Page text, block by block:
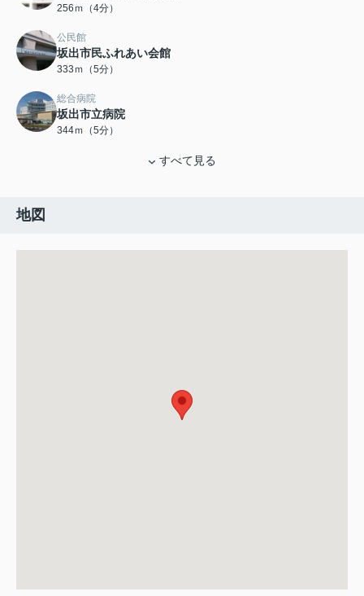
256ｍ（4分）
公民館
坂出市民ふれあい会館
333ｍ（5分）
総合病院
坂出市立病院
344ｍ（5分）
すべて見る
地図